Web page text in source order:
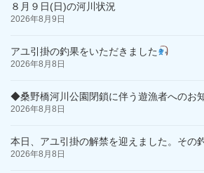
８月９日(日)の河川状況
2026年8月9日
アユ引掛の釣果をいただきました
2026年8月8日
◆桑野橋河川公園閉鎖に伴う遊漁者へのお
2026年8月8日
本日、アユ引掛の解禁を迎えました。その
2026年8月8日